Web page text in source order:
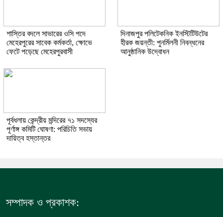
শাস্তির বদলে সাভারের ওসি পদে
মেহেরপুরের সাবেক কর্মকর্তা, ক্ষোভে
ফেটে পড়েছে মেহেরপুরবাসী
দিনাজপুর পলিটেকনিক ইনস্টিটিউটের
হীরক জয়ন্তী: পুনর্মিলনী নিবন্ধনের
আনুষ্ঠানিক উদ্বোধন
পূর্বধলায় কেন্দ্রীয় মন্দিরের ৭১ সদস্যের
পূর্ণাঙ্গ কমিটি ঘোষণা: পরিচিতি সভায়
দায়িত্ব হস্তান্তর
সম্পাদক ও প্রকাশক: